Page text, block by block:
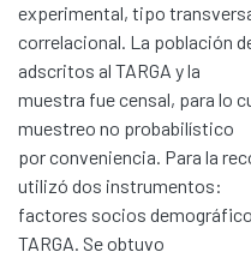
experimental, tipo
correlacional. La población
adscritos al TARGA y la
muestra fue censal, para lo
muestreo no probabilístico
por conveniencia. Para la
utilizó dos instrumentos:
factores socios
TARGA. Se obtuvo